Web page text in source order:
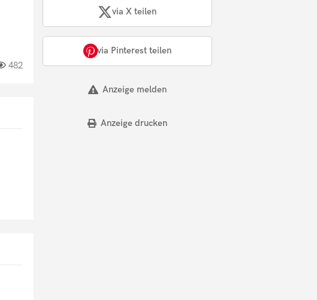
482
via X teilen
via Pinterest teilen
Anzeige melden
Anzeige drucken